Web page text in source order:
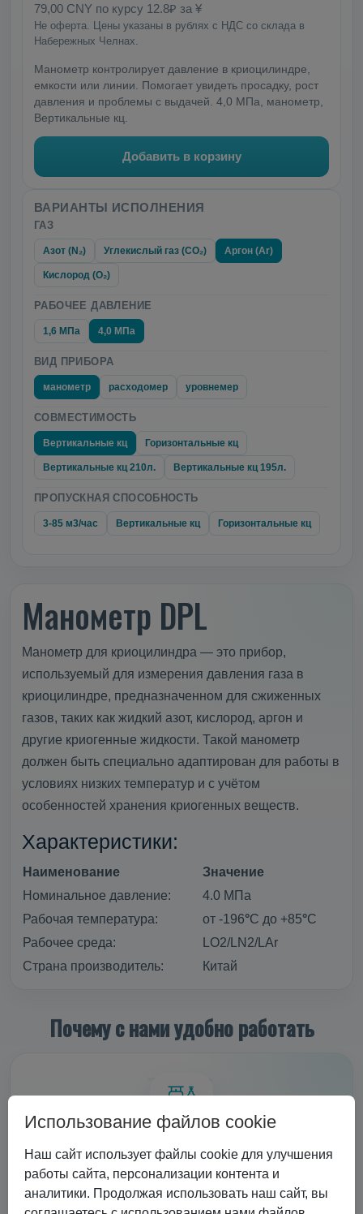
79,00 CNY по курсу 12.8₽ за ¥
Не оферта. Цены указаны в рублях с НДС со склада в
Набережных Челнах.
Манометр контролирует давление в криоцилиндре,
емкости или линии. Помогает увидеть просадку, рост
давления и проблемы с выдачей. 4,0 МПа, манометр,
Вертикальные кц.
Добавить в корзину
ВАРИАНТЫ ИСПОЛНЕНИЯ
ГАЗ
Азот (N₂) Углекислый газ (CO₂) Аргон (Ar)
Кислород (O₂)
РАБОЧЕЕ ДАВЛЕНИЕ
1,6 МПа 4,0 МПа
ВИД ПРИБОРА
манометр расходомер уровнемер
СОВМЕСТИМОСТЬ
Вертикальные кц Горизонтальные кц
Вертикальные кц 210л. Вертикальные кц 195л.
ПРОПУСКНАЯ СПОСОБНОСТЬ
3-85 м3/час Вертикальные кц Горизонтальные кц
Манометр DPL
Манометр для криоцилиндра — это прибор,
используемый для измерения давления газа в
криоцилиндре, предназначенном для сжиженных
газов, таких как жидкий азот, кислород, аргон и
другие криогенные жидкости. Такой манометр
должен быть специально адаптирован для работы в
условиях низких температур и с учётом
особенностей хранения криогенных веществ.
Характеристики:
Наименование
Значение
Номинальное давление:
4.0 МПа
Рабочая температура:
от -196°С до +85°С
Рабочее среда:
LO2/LN2/LAr
Страна производитель:
Китай
Почему с нами удобно работать
Передовое оборудование
ISO контейнеры, микробалки до 35 бар, недорогие
криоцилиндры, баллоны до 300 бар, комплексы по
Использование файлов cookie
Наш сайт использует файлы cookie для улучшения
работы сайта, персонализации контента и
аналитики. Продолжая использовать наш сайт, вы